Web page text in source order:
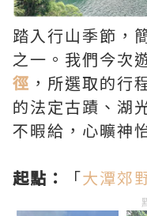
踏入行山季節，
之一。我們今次
徑 ，所選取的行
的法定古蹟、湖
不暇給，心曠神
起點： 「大潭郊